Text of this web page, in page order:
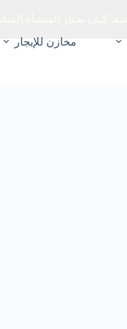
مخازن للإيجار